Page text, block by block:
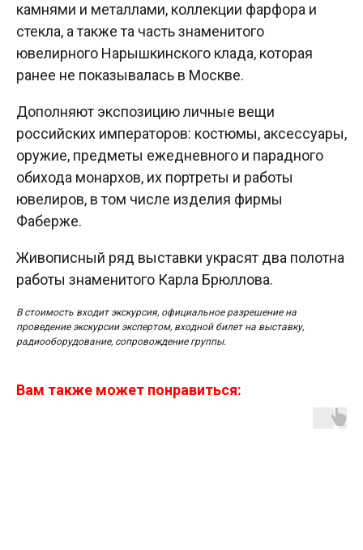
камнями и металлами, коллекции фарфора и
стекла, а также та часть знаменитого
ювелирного Нарышкинского клада, которая
ранее не показывалась в Москве.
Дополняют экспозицию личные вещи
российских императоров: костюмы, аксессуары,
оружие, предметы ежедневного и парадного
обихода монархов, их портреты и работы
ювелиров, в том числе изделия фирмы
Фаберже.
Живописный ряд выставки украсят два полотна
работы знаменитого Карла Брюллова.
В стоимость входит экскурсия, официальное разрешение на
проведение экскурсии экспертом, входной билет на выставку,
радиооборудование, сопровождение группы.
Вам также может понравиться: